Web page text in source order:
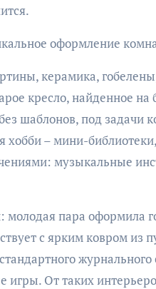
оформление
керамика,
кресло, найденное
шаблонов, под задачи
хобби – мини-
музыкальные
пара оформила
с ярким ковром из
журнального
игры. От таких